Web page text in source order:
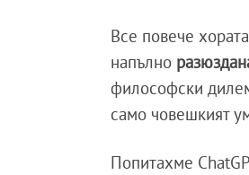
Все повече
напълно
философски
само човешкият
Попитахме